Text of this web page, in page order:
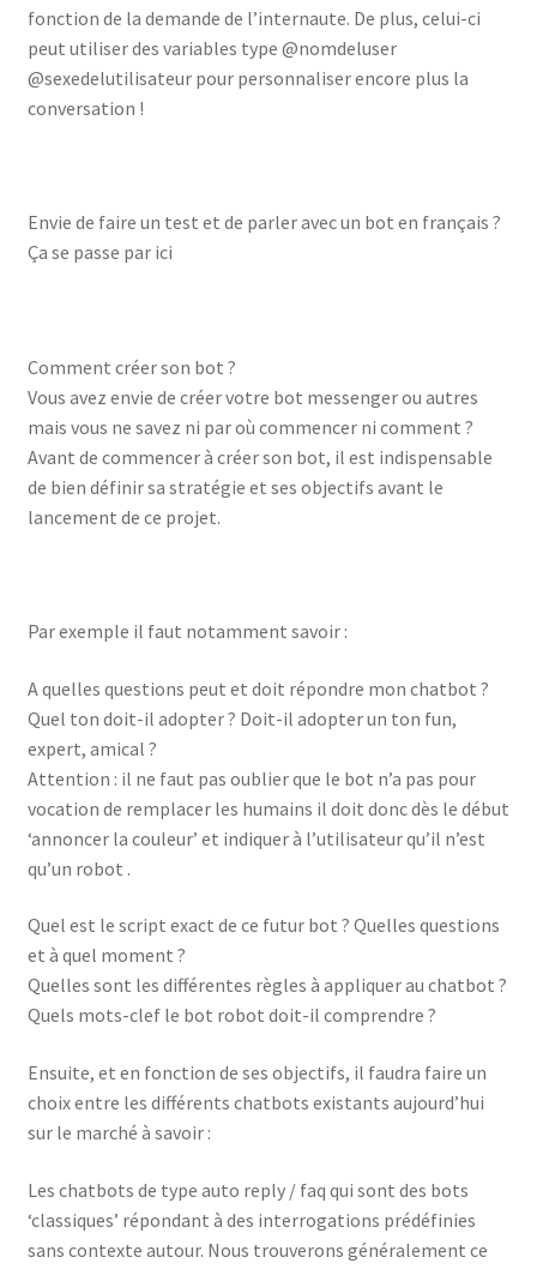
fonction de la demande de l’internaute. De plus, celui-ci
peut utiliser des variables type @nomdeluser
@sexedelutilisateur pour personnaliser encore plus la
conversation !
Envie de faire un test et de parler avec un bot en français ?
Ça se passe par ici
Comment créer son bot ?
Vous avez envie de créer votre bot messenger ou autres
mais vous ne savez ni par où commencer ni comment ?
Avant de commencer à créer son bot, il est indispensable
de bien définir sa stratégie et ses objectifs avant le
lancement de ce projet.
Par exemple il faut notamment savoir :
A quelles questions peut et doit répondre mon chatbot ?
Quel ton doit-il adopter ? Doit-il adopter un ton fun,
expert, amical ?
Attention : il ne faut pas oublier que le bot n’a pas pour
vocation de remplacer les humains il doit donc dès le début
‘annoncer la couleur’ et indiquer à l’utilisateur qu’il n’est
qu’un robot .
Quel est le script exact de ce futur bot ? Quelles questions
et à quel moment ?
Quelles sont les différentes règles à appliquer au chatbot ?
Quels mots-clef le bot robot doit-il comprendre ?
Ensuite, et en fonction de ses objectifs, il faudra faire un
choix entre les différents chatbots existants aujourd’hui
sur le marché à savoir :
Les chatbots de type auto reply / faq qui sont des bots
‘classiques’ répondant à des interrogations prédéfinies
sans contexte autour. Nous trouverons généralement ce